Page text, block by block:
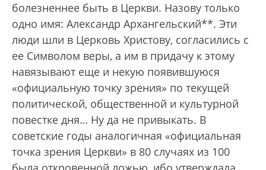
болезненнее быть в Церкви. Назову только
одно имя: Александр Архангельский**. Эти
люди шли в Церковь Христову, согласились с
ее Символом веры, а им в придачу к этому
навязывают еще и некую появившуюся
«официальную точку зрения» по текущей
политической, общественной и культурной
повестке дня… Ну да не привыкать. В
советские годы аналогичная «официальная
точка зрения Церкви» в 80 случаях из 100